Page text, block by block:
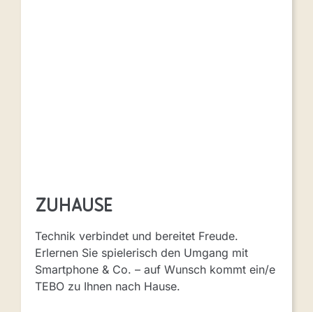
Zuhause
Technik verbindet und bereitet Freude.
Erlernen Sie spielerisch den Umgang mit
Smartphone & Co. – auf Wunsch kommt ein/e
TEBO zu Ihnen nach Hause.